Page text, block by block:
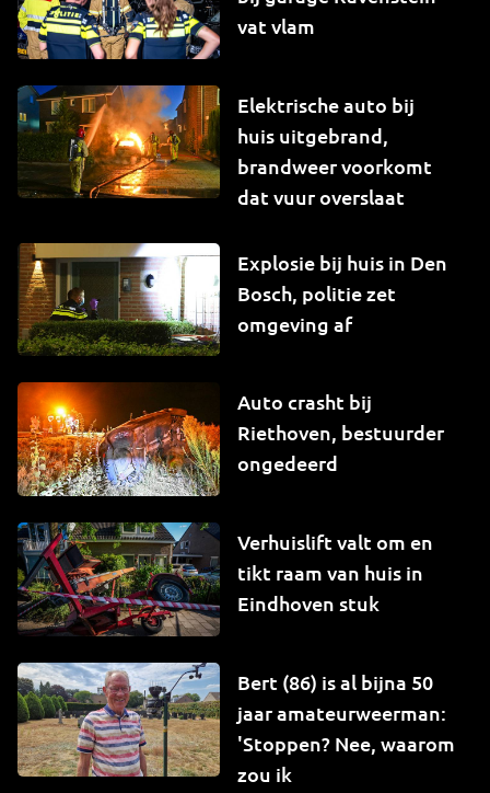
vat vlam
Elektrische auto bij
huis uitgebrand,
brandweer voorkomt
dat vuur overslaat
Explosie bij huis in Den
Bosch, politie zet
omgeving af
Auto crasht bij
Riethoven, bestuurder
ongedeerd
Verhuislift valt om en
tikt raam van huis in
Eindhoven stuk
Bert (86) is al bijna 50
jaar amateurweerman:
'Stoppen? Nee, waarom
zou ik